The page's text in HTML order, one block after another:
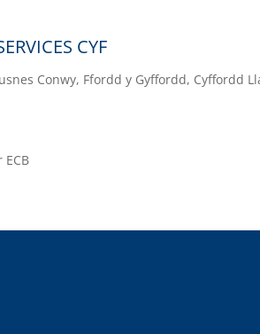
CYF
Conwy, Ffordd y Gyffordd, Cyffordd